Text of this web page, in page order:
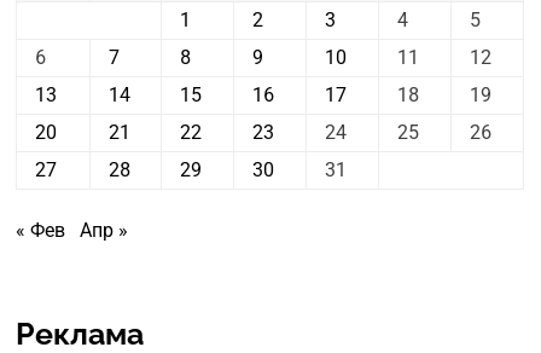
1
2 3 4
5
6
7 8 9 10 11
12
13
14 15 16 17 18
19
20
21 22 23 24 25
26
27
28 29 30 31
« Фев Апр »
Реклама